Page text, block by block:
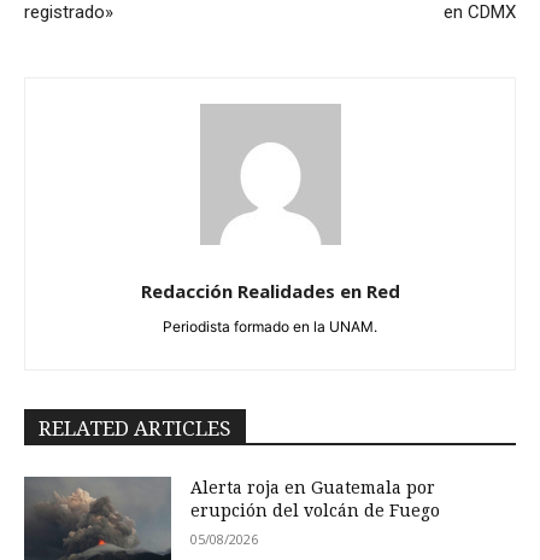
registrado»
en CDMX
Redacción Realidades en Red
Periodista formado en la UNAM.
RELATED ARTICLES
Alerta roja en Guatemala por
erupción del volcán de Fuego
05/08/2026